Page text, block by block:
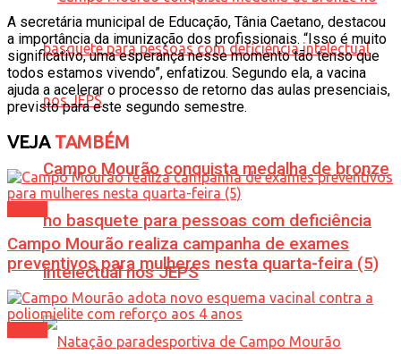
Campo Mourão conquista medalha de bronze
no basquete para pessoas com deficiência
intelectual nos JEPS
A secretária municipal de Educação, Tânia Caetano, destacou
a importância da imunização dos profissionais. “Isso é muito
significativo, uma esperança nesse momento tão tenso que
todos estamos vivendo”, enfatizou. Segundo ela, a vacina
ajuda a acelerar o processo de retorno das aulas presenciais,
previsto para este segundo semestre.
VEJATAMBÉM
Campo Mourão realiza campanha de exames
preventivos para mulheres nesta quarta-feira (5)